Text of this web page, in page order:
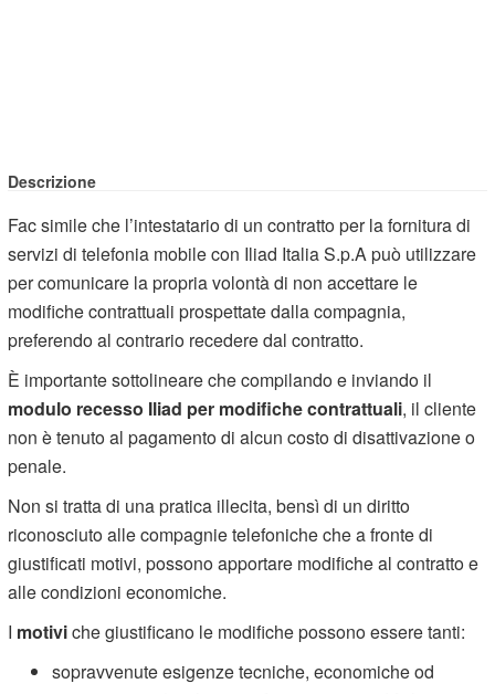
Descrizione
Fac simile che l’intestatario di un contratto per la fornitura di
servizi di telefonia mobile con Iliad Italia S.p.A può utilizzare
per comunicare la propria volontà di non accettare le
modifiche contrattuali prospettate dalla compagnia,
preferendo al contrario recedere dal contratto.
È importante sottolineare che compilando e inviando il
modulo recesso Iliad per modifiche contrattuali, il cliente
non è tenuto al pagamento di alcun costo di disattivazione o
penale.
Non si tratta di una pratica illecita, bensì di un diritto
riconosciuto alle compagnie telefoniche che a fronte di
giustificati motivi, possono apportare modifiche al contratto e
alle condizioni economiche.
I motiviche giustificano le modifiche possono essere tanti:
sopravvenute esigenze tecniche, economiche od